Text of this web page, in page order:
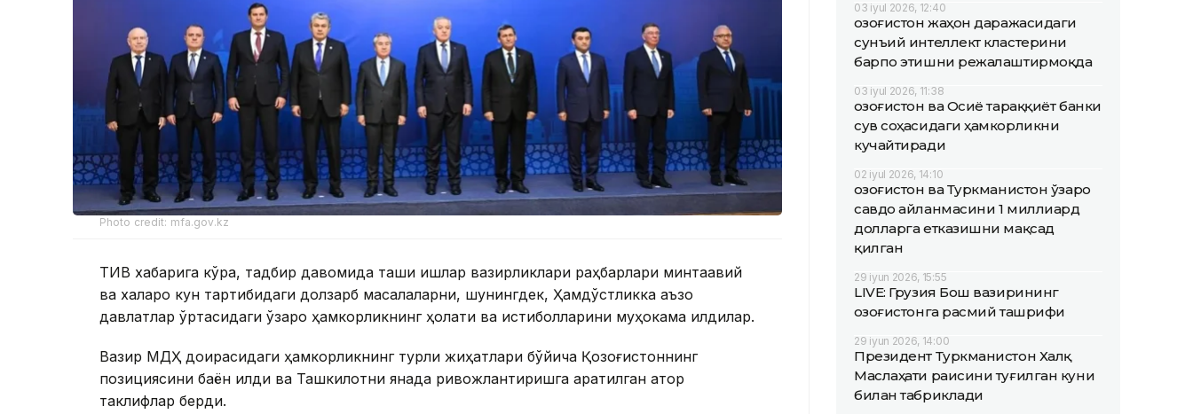
Photo credit: mfa.gov.kz
ТИВ хабарига кўра, тадбир давомида ташқи ишлар вазирликлари раҳбарлари минтақавий
ва халқаро кун тартибидаги долзарб масалаларни, шунингдек, Ҳамдўстликка аъзо
давлатлар ўртасидаги ўзаро ҳамкорликнинг ҳолати ва истиқболларини муҳокама қилдилар.
Вазир МДҲ доирасидаги ҳамкорликнинг турли жиҳатлари бўйича Қозоғистоннинг
позициясини баён қилди ва Ташкилотни янада ривожлантиришга қаратилган қатор
таклифлар берди.
03 iyul 2026, 12:40
Қозоғистон жаҳон даражасидаги
сунъий интеллект кластерини
барпо этишни режалаштирмоқда
03 iyul 2026, 11:38
Қозоғистон ва Осиё тараққиёт банки
сув соҳасидаги ҳамкорликни
кучайтиради
02 iyul 2026, 14:10
Қозоғистон ва Туркманистон ўзаро
савдо айланмасини 1 миллиард
долларга етказишни мақсад
қилган
29 iyun 2026, 15:55
LIVE: Грузия Бош вазирининг
Қозоғистонга расмий ташрифи
29 iyun 2026, 14:00
Президент Туркманистон Халқ
Маслаҳати раисини туғилган куни
билан табриклади